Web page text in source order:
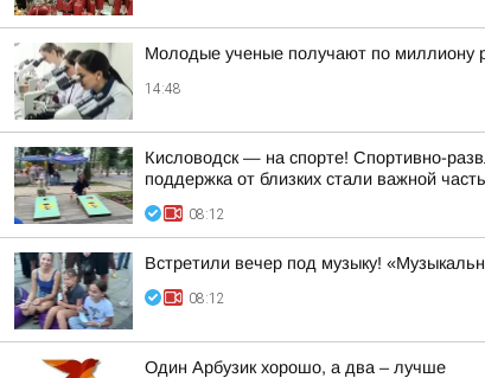
Молодые ученые получают по миллиону
14:48
Кисловодск — на спорте! Спортивно-
поддержка от близких стали важной
08:12
Встретили вечер под музыку!
08:12
Один Арбузик хорошо, а два – лучше